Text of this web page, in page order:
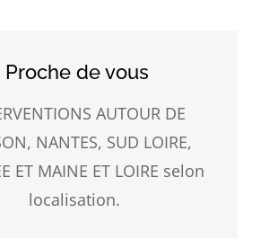
Proche de vous
AUTOUR DE
NANTES, SUD LOIRE,
ET MAINE ET LOIRE selon
localisation.